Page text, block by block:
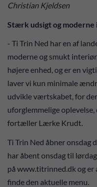
Christian Kjeldsen
Stærk udsigt og
- Ti Trin Ned har en af
moderne og smukt
højere enhed, og er en
laver vi kun minimale
udvikle værtskabet, for
uforglemmelige
fortæller Lærke Krudt.
Ti Trin Ned åbner onsdag
har åbent onsdag til
på www.titrinned.dk og er
finde den aktuelle menu.